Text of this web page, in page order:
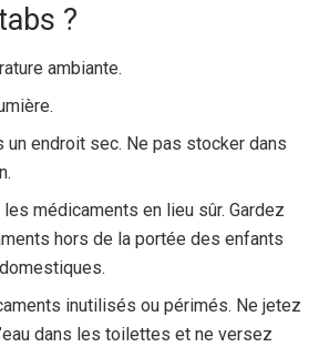
?
ambiante.
un endroit sec. Ne pas stocker dans
médicaments en lieu sûr. Gardez
hors de la portée des enfants
inutilisés ou périmés. Ne jetez
dans les toilettes et ne versez